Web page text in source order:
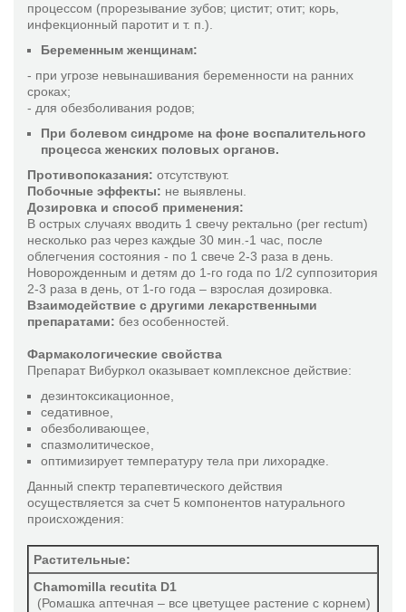
199Глиоксаль композитум
Грипп-Хеель
Дискус композитум
Игнация-Гомаккорд
Климакт-Хеель
Кор суис композитум Н
Коэнзим композитум
Кралонин
Лептандра композитум
Лимфомиозот Н
Момордика композитум
Мукоза композитум
Мулимен
Нагельмикоз-Нозод-Инъель
Нервохеель
Нукс вомика-Гомаккорд
Овариум композитум
Окулохеель
Плацента композитум
Псоринохеель Н
процессом (прорезывание зубов; цистит; отит; корь,
инфекционный паротит и т. п.).
Беременным женщинам:
- при угрозе невынашивания беременности на ранних
сроках;
- для обезболивания родов;
При болевом синдроме на фоне воспалительного
процесса женских половых органов.
Противопоказания: отсутствуют.
Побочные эффекты: не выявлены.
Дозировка и способ применения:
В острых случаях вводить 1 свечу ректально (per rectum)
несколько раз через каждые 30 мин.-1 час, после
облегчения состояния - по 1 свече 2-3 раза в день.
Новорожденным и детям до 1-го года по 1/2 суппозитория
2-3 раза в день, от 1-го года – взрослая дозировка.
Взаимодействие с другими лекарственными
препаратами: без особенностей.
Фармакологические свойства
Препарат Вибуркол оказывает комплексное действие:
дезинтоксикационное,
седативное,
обезболивающее,
спазмолитическое,
оптимизирует температуру тела при лихорадке.
Данный спектр терапевтического действия
осуществляется за счет 5 компонентов натурального
происхождения:
Растительные:
Chamomilla recutita D1
(Ромашка аптечная – все цветущее растение с корнем)